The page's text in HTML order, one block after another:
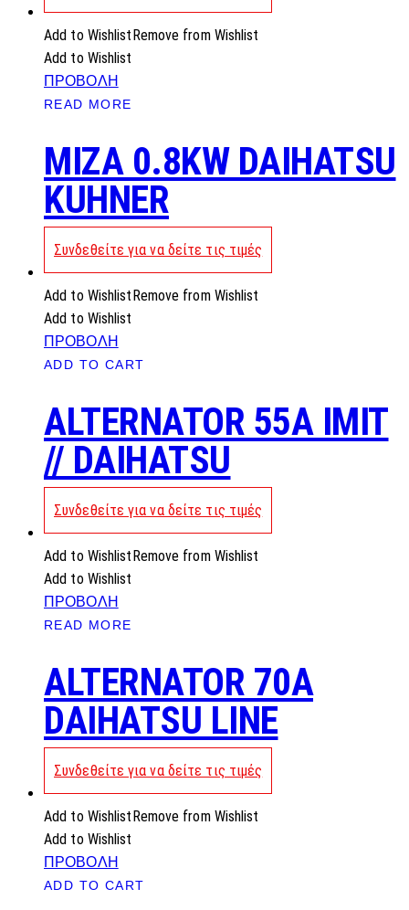
Add to Wishlist Remove from Wishlist
Add to Wishlist
ΠΡΟΒΟΛΗ
READ MORE
MIZA 0.8KW DAIHATSU
KUHNER
Συνδεθείτε για να δείτε τις τιμές
Add to Wishlist Remove from Wishlist
Add to Wishlist
ΠΡΟΒΟΛΗ
ADD TO CART
ALTERNATOR 55A IMIT
// DAIHATSU
Συνδεθείτε για να δείτε τις τιμές
Add to Wishlist Remove from Wishlist
Add to Wishlist
ΠΡΟΒΟΛΗ
READ MORE
ALTERNATOR 70A
DAIHATSU LINE
Συνδεθείτε για να δείτε τις τιμές
Add to Wishlist Remove from Wishlist
Add to Wishlist
ΠΡΟΒΟΛΗ
ADD TO CART